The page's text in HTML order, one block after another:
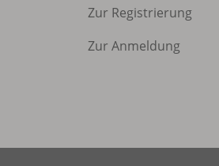
Zur Registrierung
Zur Anmeldung